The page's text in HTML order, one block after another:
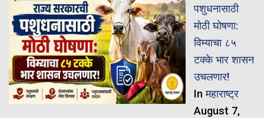
पशुधनासाठी
मोठी घोषणा:
विम्याचा ८५
टक्के भार शासन
उचलणार!
Inमहाराष्ट्र
August 7,